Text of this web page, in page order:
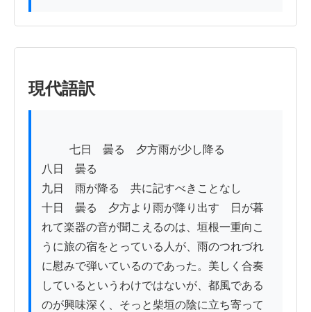
現代語訳
八日　曇る
九日　雨が降る　共に記すべきことなし
十日　曇る　夕方より雨が降り出す　日が暮
れて楽器の音が聞こえるのは、垣根一重向こ
うに旅の宿をとっている人が、雨のつれづれ
に慰みで弾いているのであった。美しく合奏
しているというわけではないが、都風である
のが興味深く、そっと柴垣の陰に立ち寄って